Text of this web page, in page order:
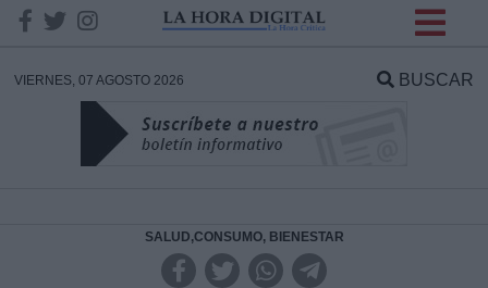
VIERNES, 07 AGOSTO 2026 BUSCAR
SALUD,CONSUMO, BIENESTAR
DATOS
Responsable: